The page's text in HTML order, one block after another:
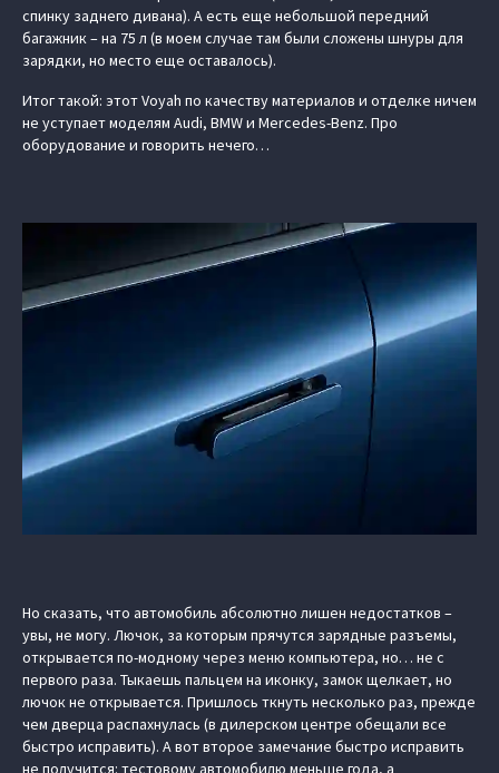
спинку заднего дивана). А есть еще небольшой передний
багажник – на 75 л (в моем случае там были сложены шнуры для
зарядки, но место еще оставалось).
Итог такой: этот Voyah по качеству материалов и отделке ничем
не уступает моделям Audi, BMW и Mercedes-Benz. Про
оборудование и говорить нечего…
Но сказать, что автомобиль абсолютно лишен недостатков –
увы, не могу. Лючок, за которым прячутся зарядные разъемы,
открывается по-модному через меню компьютера, но… не с
первого раза. Тыкаешь пальцем на иконку, замок щелкает, но
лючок не открывается. Пришлось ткнуть несколько раз, прежде
чем дверца распахнулась (в дилерском центре обещали все
быстро исправить). А вот второе замечание быстро исправить